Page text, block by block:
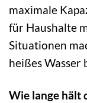
maximale
für Haushalte
Situationen
heißes
Wie lange hält